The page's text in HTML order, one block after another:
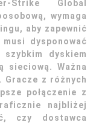
Strike Global
wymaga
aby zapewnić
dysponować
szybkim dyskiem
sieciową. Ważna
z różnych
połączenie z
najbliżej
czy dostawca